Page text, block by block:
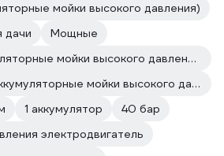
мойки высокого давления)
дачи
Мощные
Недорогие (аккумуляторные мойки высокого давления)
С забором воды (аккумуляторные мойки высокого давления)
1 аккумулятор
40 бар
электродвигатель